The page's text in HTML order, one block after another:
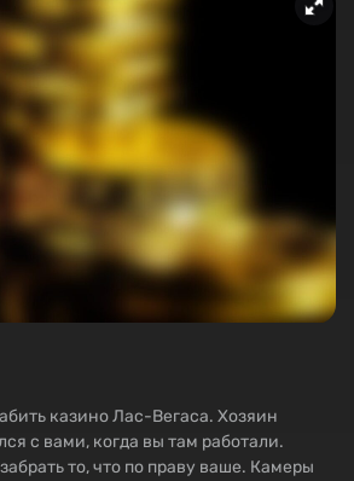
казино Лас-Вегаса. Хозяин
с вами, когда вы там работали.
то, что по праву ваше. Камеры